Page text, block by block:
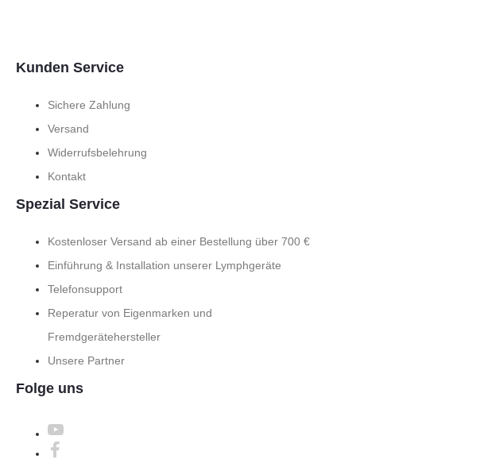
Kunden Service
Sichere Zahlung
Versand
Widerrufsbelehrung
Kontakt
Spezial Service
Kostenloser Versand ab einer Bestellung über 700 €
Einführung & Installation unserer Lymphgeräte
Telefonsupport
Reperatur von Eigenmarken und
Fremdgerätehersteller
Unsere Partner
Folge uns